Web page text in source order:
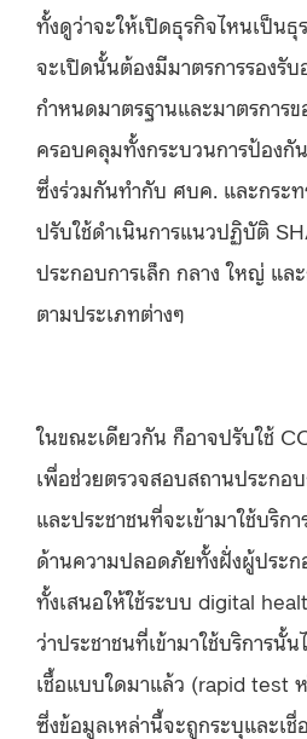
ทั้งดูว่าจะให้เปิดธุรกิจไหนเป็นธุ
จะเปิดนั้นต้องมีมาตรการรองรับ
กำหนดมาตรฐานและมาตรการ
ครอบคลุมทั้งกระบวนการป้องกั
ซึ่งร่วมกันทำกับ ศบค. และกระ
ปรับใช้ดำเนินการแนวปฏิบัติ
ประกอบการเล็ก กลาง ใหญ่ แล
ตามประเภทต่างๆ
ในขณะเดียวกัน ก็อาจปรับใช้
เพื่อช่วยตรวจสอบสถานประกอ
และประชาชนที่จะเข้ามาใช้บริก
ด้านความปลอดภัยทั้งฝั่งผู้ประก
ทั้งเสนอให้ใช้ระบบ digital
ว่าประชาชนที่เข้ามาใช้บริการนั้
เชื้อแบบใดมาแล้ว (rapid test
ซึ่งข้อมูลเหล่านี้จะถูกระบุและเชื่